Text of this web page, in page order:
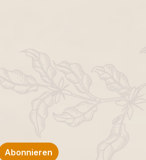
Abonnieren